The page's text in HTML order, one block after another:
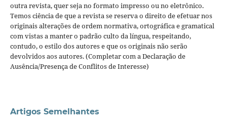
outra revista, quer seja no formato impresso ou no eletrônico.
Temos ciência de que a revista se reserva o direito de efetuar nos
originais alterações de ordem normativa, ortográfica e gramatical
com vistas a manter o padrão culto da língua, respeitando,
contudo, o estilo dos autores e que os originais não serão
devolvidos aos autores. (Completar com a Declaração de
Ausência/Presença de Conflitos de Interesse)
Artigos Semelhantes